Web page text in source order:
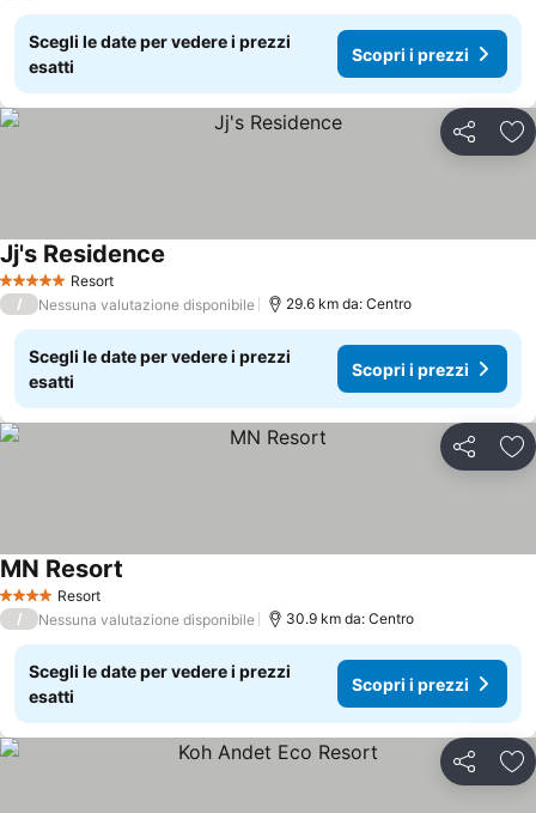
Scegli le date per vedere i prezzi
esatti
Scopri i prezzi
Condividi
5 Stelle Resort
Jj's Residence
/ Nessuna valutazione disponibile 29.6 km da: Centro
Scegli le date per vedere i prezzi
esatti
Scopri i prezzi
Condividi
4 Stelle Resort
MN Resort
/ Nessuna valutazione disponibile 30.9 km da: Centro
Scegli le date per vedere i prezzi
esatti
Scopri i prezzi
Condividi